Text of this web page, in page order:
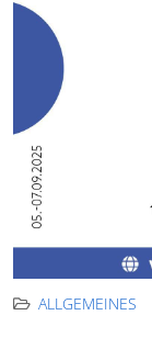
ALLGEMEINES